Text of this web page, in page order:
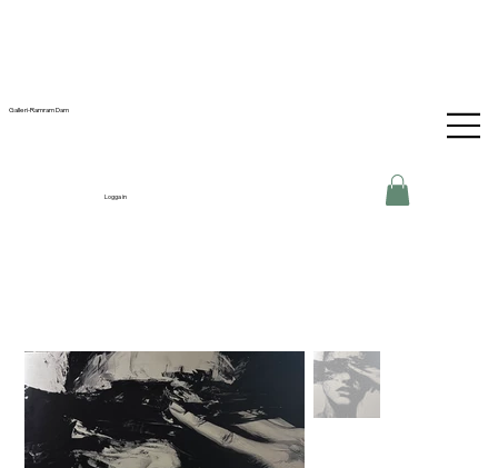
Galleri-Ramram Dam
Logga in